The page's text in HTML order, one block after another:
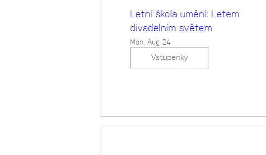
Letní škola umění: Letem
divadelním světem
Mon, Aug 24
Vstupenky